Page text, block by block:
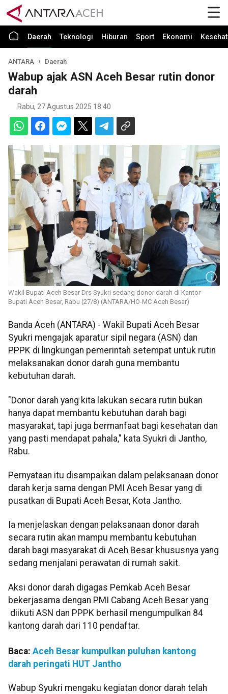
Daerah Teknologi Hiburan Sport Ekonomi
ANTARA Daerah
Wabup ajak ASN Aceh Besar rutin donor
darah
Rabu, 27 Agustus 2025 18:40
Wakil Bupati Aceh Besar Drs Syukri sedang donor darah di Kantor
Bupati Aceh Besar, Rabu (27/8) (ANTARA/HO-MC Aceh Besar)
Banda Aceh (ANTARA) - Wakil Bupati Aceh Besar
Syukri mengajak aparatur sipil negara (ASN) dan
PPPK di lingkungan pemerintah setempat untuk rutin
melaksanakan donor darah guna membantu
kebutuhan darah.
"Donor darah yang kita lakukan secara rutin bukan
hanya dapat membantu kebutuhan darah bagi
masyarakat, tapi juga bermanfaat bagi kesehatan dan
yang pasti mendapat pahala," kata Syukri di Jantho,
Rabu.
Pernyataan itu disampaikan dalam pelaksanaan donor
darah kerja sama dengan PMI Aceh Besar yang di
pusatkan di Bupati Aceh Besar, Kota Jantho.
Ia menjelaskan dengan pelaksanaan donor darah
secara rutin akan mampu membantu kebutuhan
darah bagi masyarakat di Aceh Besar khususnya yang
sedang menjalani perawatan di rumah sakit.
Aksi donor darah digagas Pemkab Aceh Besar
bekerjasama dengan PMI Cabang Aceh Besar yang
diikuti ASN dan PPPK berhasil mengumpulkan 84
kantong darah dari 110 pendaftar.
Baca: Aceh Besar kumpulkan puluhan kantong
darah peringati HUT Jantho
Wabup Syukri mengaku kegiatan donor darah telah